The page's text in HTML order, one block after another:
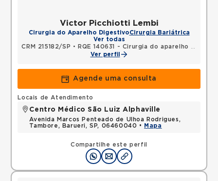
Victor Picchiotti Lembi
Cirurgia do Aparelho DigestivoCirurgia Bariátrica
Ver todas
CRM 215182/SP •
RQE 140631 - Cirurgia do aparelho digestivo
Ver perfil
Agende uma consulta
Compartilhe este perfil
Locais de Atendimento
Centro Médico São Luiz Alphaville
Avenida Marcos Penteado de Ulhoa Rodrigues,
Tambore, Barueri, SP, 06460040 •
Mapa